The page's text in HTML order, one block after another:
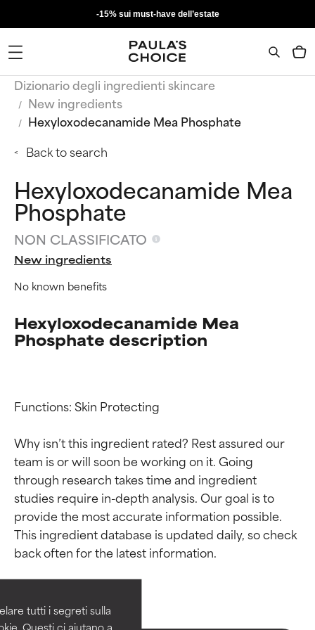
tutti i segreti sulla
Questi ci aiutano a
-15% sui must-have dell’estate
Dizionario degli ingredienti skincare
New ingredients
Hexyloxodecanamide Mea Phosphate
Back to search
Hexyloxodecanamide Mea
Phosphate
NON CLASSIFICATO
New ingredients
No known benefits
Hexyloxodecanamide Mea
Phosphate description
Functions: Skin Protecting
Why isn’t this ingredient rated? Rest assured our
team is or will soon be working on it. Going
through research takes time and ingredient
studies require in-depth analysis. Our goal is to
provide the most accurate information possible.
This ingredient database is updated daily, so check
Valutazione degli
ingredienti
Comprovati e sostenuti da studi
indipendenti. Ingrediente attivo
Valutazione degli
ingredienti
Comprovati e sostenuti da studi
indipendenti. Ingrediente attivo